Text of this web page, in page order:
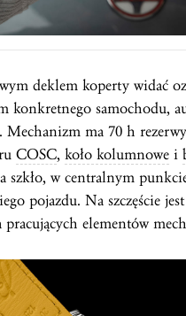
deklem koperty widać
konkretnego samochodu,
Mechanizm ma 70 h
COSC, koło kolumnowe i
szkło, w centralnym
pojazdu. Na szczęście
pracujących elementów